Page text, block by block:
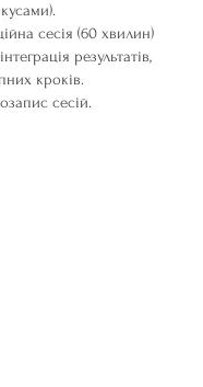
сесія (60 хвилин)
результатів,
кроків.
сесій.